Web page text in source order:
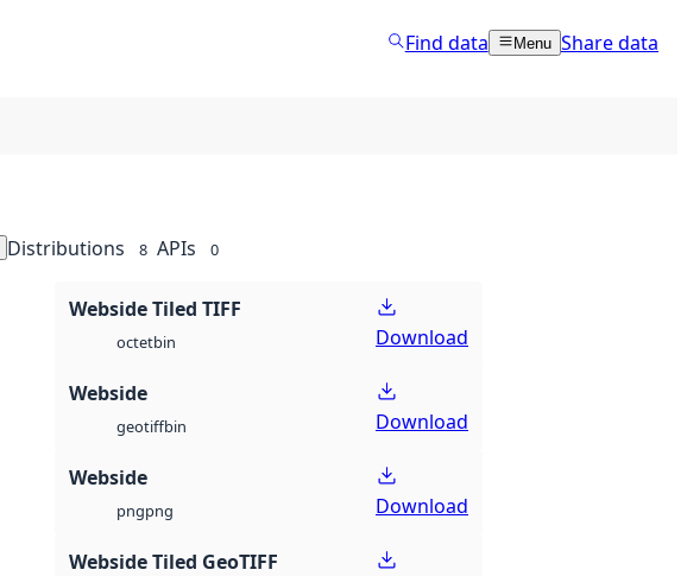
Find data Menu Share data
Distributions 8 APIs 0
Webside Tiled TIFF
octetbin Download
Webside
geotiffbin Download
Webside
pngpng Download
Webside Tiled GeoTIFF